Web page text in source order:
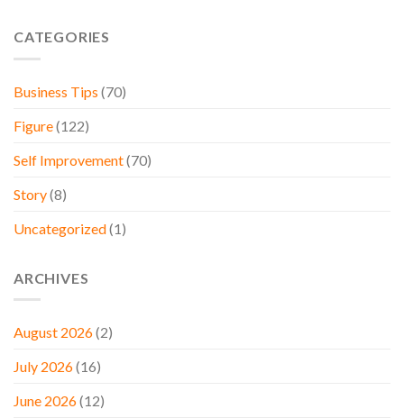
CATEGORIES
Business Tips (70)
Figure(122)
Self Improvement(70)
Story(8)
Uncategorized(1)
ARCHIVES
August 2026(2)
July 2026(16)
June 2026(12)